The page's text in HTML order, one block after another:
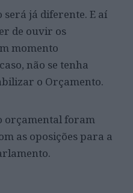
já diferente. E aí
de ouvir os
momento
não se tenha
o Orçamento.
orçamental foram
as oposições para a